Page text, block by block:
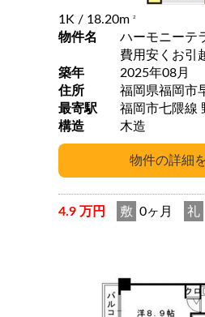
1K / 18.20m 2
物件名
ハーモニー
費用安くお
築年
2025年08月
住所
福岡県福岡市
最寄駅
構造
木造
4.9 万円 敷 0ヶ月 礼